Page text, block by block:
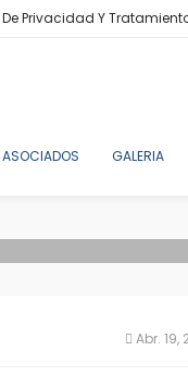
Privacidad Y
ASOCIADOS GALERIA
Abr. 19,